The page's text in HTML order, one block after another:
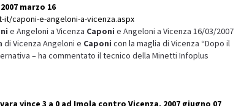
marzo 16
caponi-e-angeloni-a-vicenza.aspx
e Angeloni a Vicenza Caponi e Angeloni a Vicenza 16/03/2007
di Vicenza Angeloni e Caponi con la maglia di Vicenza “Dopo il
– ha commentato il tecnico della Minetti Infoplus
vince 3 a 0 ad Imola contro Vicenza, 2007 giugno 07